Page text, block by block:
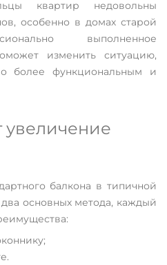
квартир недовольны
особенно в домах старой
выполненное
изменить ситуацию,
более функциональным и
увеличение
балкона в типичной
основных метода, каждый